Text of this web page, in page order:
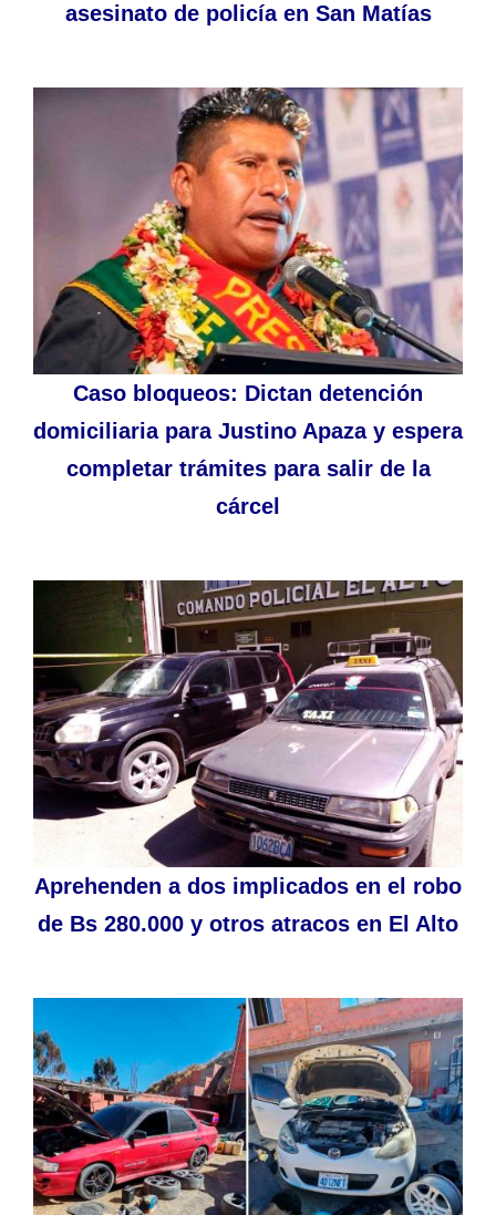
asesinato de policía en San Matías
Caso bloqueos: Dictan detención
domiciliaria para Justino Apaza y espera
completar trámites para salir de la
cárcel
Aprehenden a dos implicados en el robo
de Bs 280.000 y otros atracos en El Alto